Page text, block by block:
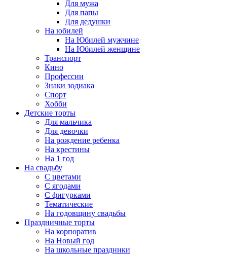
Для мужа
Для папы
Для дедушки
На юбилей
На Юбилей мужчине
На Юбилей женщине
Транспорт
Кино
Профессии
Знаки зодиака
Спорт
Хобби
Детские торты
Для мальчика
Для девочки
На рождение ребенка
На крестины
На 1 год
На свадьбу
С цветами
С ягодами
С фигурками
Тематические
На годовщину свадьбы
Праздничные торты
На корпоратив
На Новый год
На школьные праздники